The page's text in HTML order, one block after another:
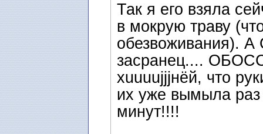
Так я его взяла
в мокрую траву
обезвоживания).
засранец....
хuuuujjjнёй, что
их уже вымыла раз
минут!!!!